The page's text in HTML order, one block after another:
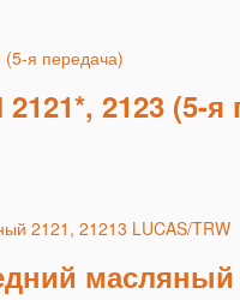
2123 (5-я
масляный